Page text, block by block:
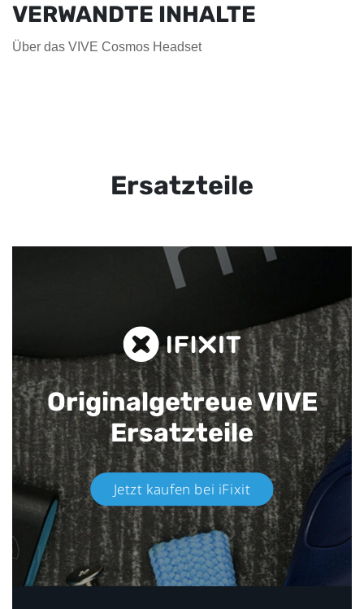
VERWANDTE INHALTE
Über das VIVE Cosmos Headset
Ersatzteile
Originalgetreue VIVE
Ersatzteile
Jetzt kaufen bei iFixit​